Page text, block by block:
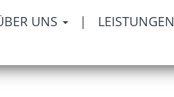
UNS | LEISTUNGEN